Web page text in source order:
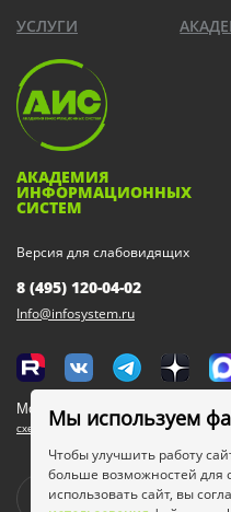
УСЛУГИ
АКАДЕМИЯ
ИНФОРМАЦИОННЫХ
СИСТЕМ
Версия для слабовидящих
8 (495) 120-04-02
Info@infosystem.ru
Москва, 111123, ул. Плеханова,
схема проезда
Мы используем
Чтобы улучшить работу
больше возможностей для
использовать сайт, вы